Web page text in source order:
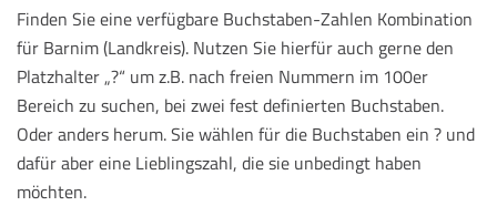
Finden Sie eine verfügbare Buchstaben-Zahlen Kombination
für Barnim (Landkreis). Nutzen Sie hierfür auch gerne den
Platzhalter „?“ um z.B. nach freien Nummern im 100er
Bereich zu suchen, bei zwei fest definierten Buchstaben.
Oder anders herum. Sie wählen für die Buchstaben ein ? und
dafür aber eine Lieblingszahl, die sie unbedingt haben
möchten.